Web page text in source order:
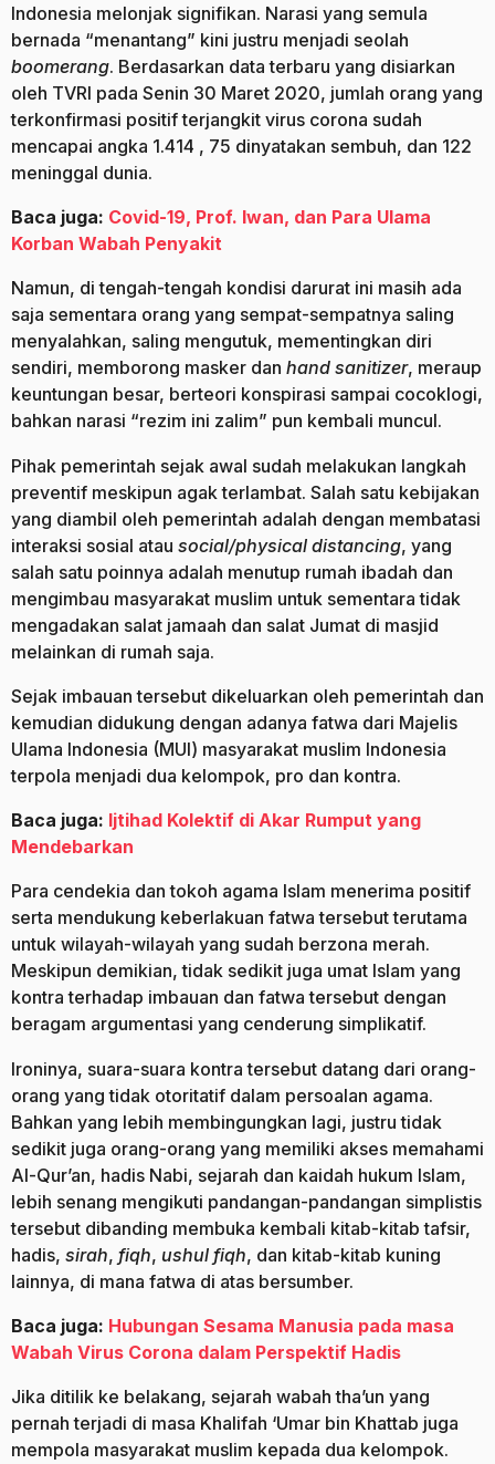
Indonesia melonjak signifikan. Narasi yang semula
bernada “menantang” kini justru menjadi seolah
boomerang. Berdasarkan data terbaru yang disiarkan
oleh TVRI pada Senin 30 Maret 2020, jumlah orang yang
terkonfirmasi positif terjangkit virus corona sudah
mencapai angka 1.414 , 75 dinyatakan sembuh, dan 122
meninggal dunia.
Baca juga: Covid-19, Prof. Iwan, dan Para Ulama
Korban Wabah Penyakit
Namun, di tengah-tengah kondisi darurat ini masih ada
saja sementara orang yang sempat-sempatnya saling
menyalahkan, saling mengutuk, mementingkan diri
sendiri, memborong masker dan hand sanitizer, meraup
keuntungan besar, berteori konspirasi sampai cocoklogi,
bahkan narasi “rezim ini zalim” pun kembali muncul.
Pihak pemerintah sejak awal sudah melakukan langkah
preventif meskipun agak terlambat. Salah satu kebijakan
yang diambil oleh pemerintah adalah dengan membatasi
interaksi sosial atau social/physical distancing, yang
salah satu poinnya adalah menutup rumah ibadah dan
mengimbau masyarakat muslim untuk sementara tidak
mengadakan salat jamaah dan salat Jumat di masjid
melainkan di rumah saja.
Sejak imbauan tersebut dikeluarkan oleh pemerintah dan
kemudian didukung dengan adanya fatwa dari Majelis
Ulama Indonesia (MUI) masyarakat muslim Indonesia
terpola menjadi dua kelompok, pro dan kontra.
Baca juga: Ijtihad Kolektif di Akar Rumput yang
Mendebarkan
Para cendekia dan tokoh agama Islam menerima positif
serta mendukung keberlakuan fatwa tersebut terutama
untuk wilayah-wilayah yang sudah berzona merah.
Meskipun demikian, tidak sedikit juga umat Islam yang
kontra terhadap imbauan dan fatwa tersebut dengan
beragam argumentasi yang cenderung simplikatif.
Ironinya, suara-suara kontra tersebut datang dari orang-
orang yang tidak otoritatif dalam persoalan agama.
Bahkan yang lebih membingungkan lagi, justru tidak
sedikit juga orang-orang yang memiliki akses memahami
Al-Qur’an, hadis Nabi, sejarah dan kaidah hukum Islam,
lebih senang mengikuti pandangan-pandangan simplistis
tersebut dibanding membuka kembali kitab-kitab tafsir,
hadis, sirah, fiqh, ushul fiqh, dan kitab-kitab kuning
lainnya, di mana fatwa di atas bersumber.
Baca juga: Hubungan Sesama Manusia pada masa
Wabah Virus Corona dalam Perspektif Hadis
Jika ditilik ke belakang, sejarah wabah tha’un yang
pernah terjadi di masa Khalifah ‘Umar bin Khattab juga
mempola masyarakat muslim kepada dua kelompok.